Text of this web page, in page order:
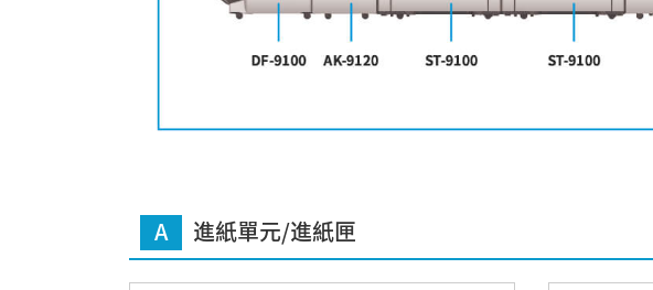
A 進紙單元/進紙匣